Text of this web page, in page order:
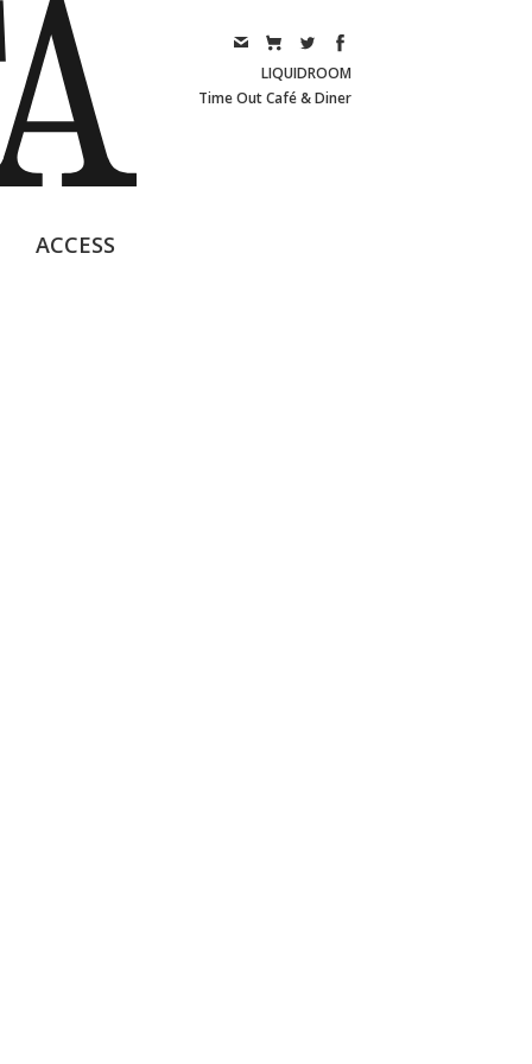
LIQUIDROOM
Time Out Café & Diner
ACCESS